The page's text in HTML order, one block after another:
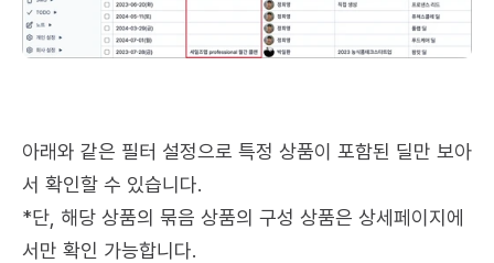
아래와 같은 필터 설정으로 특정 상품이 포함된 딜만 보아
서 확인할 수 있습니다.
*단, 해당 상품의 묶음 상품의 구성 상품은 상세페이지에
서만 확인 가능합니다.